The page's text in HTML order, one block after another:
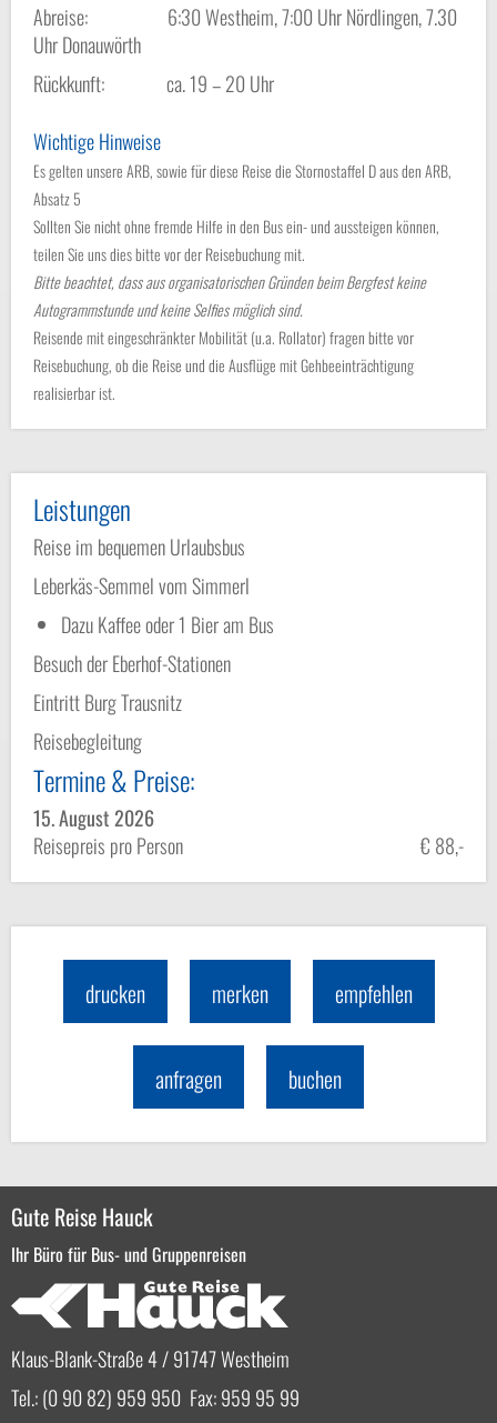
Abreise: 6:30 Westheim, 7:00 Uhr Nördlingen, 7.30
Uhr Donauwörth
Rückkunft: ca. 19 – 20 Uhr
Wichtige Hinweise
Es gelten unsere ARB, sowie für diese Reise die Stornostaffel D aus den ARB,
Absatz 5
Sollten Sie nicht ohne fremde Hilfe in den Bus ein- und aussteigen können,
teilen Sie uns dies bitte vor der Reisebuchung mit.
Bitte beachtet, dass aus organisatorischen Gründen beim Bergfest keine
Autogrammstunde und keine Selfies möglich sind.
Reisende mit eingeschränkter Mobilität (u.a. Rollator) fragen bitte vor
Reisebuchung, ob die Reise und die Ausflüge mit Gehbeeinträchtigung
realisierbar ist.
Leistungen
Reise im bequemen Urlaubsbus
Leberkäs-Semmel vom Simmerl
Dazu Kaffee oder 1 Bier am Bus
Besuch der Eberhof-Stationen
Eintritt Burg Trausnitz
Reisebegleitung
Termine & Preise:
15. August 2026
Reisepreis pro Person
€ 88,-
drucken merken empfehlen
anfragen buchen
Gute Reise Hauck
Ihr Büro für Bus- und Gruppenreisen
Klaus-Blank-Straße 4 / 91747 Westheim
Tel.: (0 90 82) 959 950 Fax: 959 95 99